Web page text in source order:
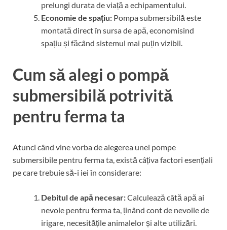
prelungi durata de viață a echipamentului.
Economie de spațiu: Pompa submersibilă este
montată direct în sursa de apă, economisind
spațiu și făcând sistemul mai puțin vizibil.
Cum să alegi o pompă
submersibilă potrivită
pentru ferma ta
Atunci când vine vorba de alegerea unei pompe
submersibile pentru ferma ta, există câțiva factori esențiali
pe care trebuie să-i iei în considerare:
Debitul de apă necesar:Calculează câtă apă ai
nevoie pentru ferma ta, ținând cont de nevoile de
irigare, necesitățile animalelor și alte utilizări.